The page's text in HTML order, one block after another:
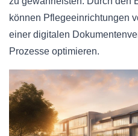
können Pflegeeinrichtungen
einer digitalen
Prozesse optimieren.